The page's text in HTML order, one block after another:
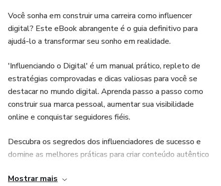
Você sonha em construir uma carreira como influencer
digital? Este eBook abrangente é o guia definitivo para
ajudá-lo a transformar seu sonho em realidade.
'Influenciando o Digital' é um manual prático, repleto de
estratégias comprovadas e dicas valiosas para você se
destacar no mundo digital. Aprenda passo a passo como
construir sua marca pessoal, aumentar sua visibilidade
online e conquistar seguidores fiéis.
Descubra os segredos dos influenciadores de sucesso e
domine as melhores práticas para criar conteúdo autêntico
social, desde Instagram e YouTube até blogs e podcasts, e
Mostrar mais